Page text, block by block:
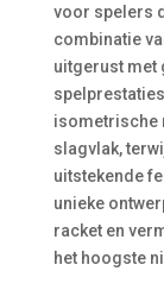
voor spelers
combinatie
uitgerust met
isometrische
slagvlak,
uitstekende
unieke
racket en
het hoogste